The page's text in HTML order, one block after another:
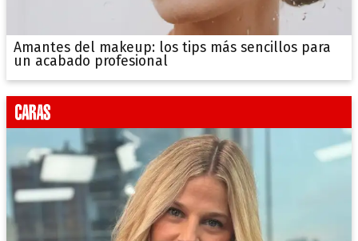
Amantes del makeup: los tips más sencillos para
un acabado profesional